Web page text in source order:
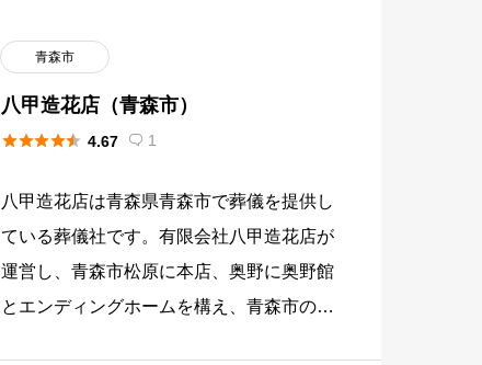
青森市
八甲造花店（青森市）
 4.67  1
八甲造花店は青森県青森市で葬儀を提供し
ている葬儀社です。有限会社八甲造花店が
運営し、青森市松原に本店、奥野に奥野館
とエンディングホームを構え、青森市の家